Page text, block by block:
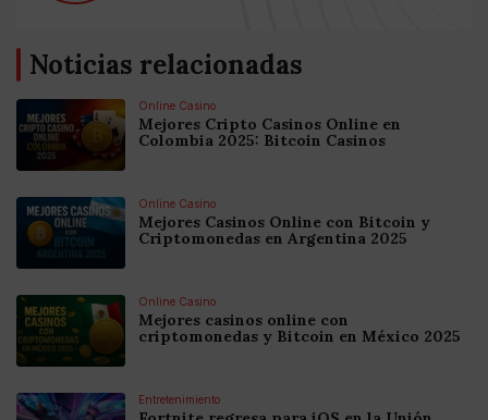
Noticias relacionadas
Online Casino
Mejores Cripto Casinos Online en
Colombia 2025: Bitcoin Casinos
Online Casino
Mejores Casinos Online con Bitcoin y
Criptomonedas en Argentina 2025
Online Casino
Mejores casinos online con
criptomonedas y Bitcoin en México 2025
Entretenimiento